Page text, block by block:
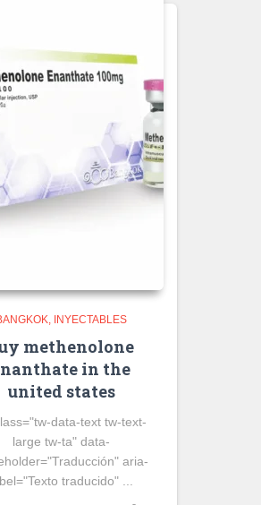
INYECTABLES
methenolone
in the
united states
data-text tw-text-
large tw-ta" data-
aria-
traducido" ...